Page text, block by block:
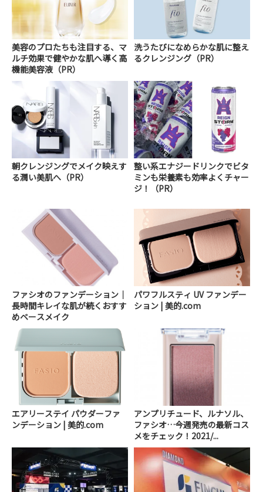
美容のプロたちも注目する、マ
ルチ効果で健やかな肌へ導く高
機能美容液（PR）
洗うたびになめらかな肌に整え
るクレンジング（PR）
朝クレンジングでメイク映えす
る潤い美肌へ（PR）
整い系エナジードリンクでビタ
ミンも栄養素も効率よくチャー
ジ！（PR）
ファシオのファンデーション｜
長時間キレイな肌が続くおすす
めベースメイク
パワフルスティ UV ファンデー
ション | 美的.com
エアリーステイ パウダーファ
ンデーション | 美的.com
アンプリチュード、ルナソル、
ファシオ…今週発売の最新コス
メをチェック！2021/...